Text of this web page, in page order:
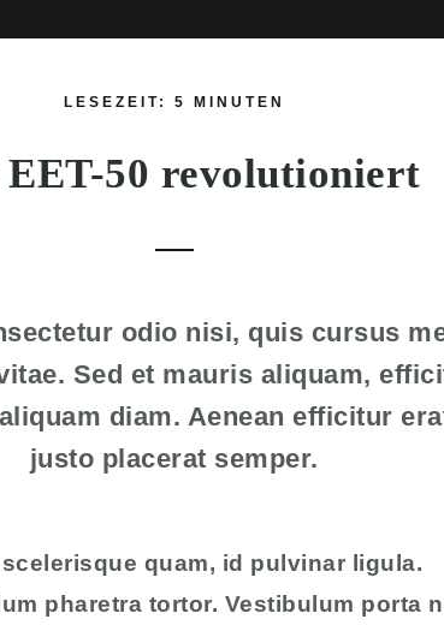
LESEZEIT: 5 MINUTEN
EET-50 revolutioniert
odio nisi, quis cursus
Sed et mauris aliquam,
diam. Aenean efficitur
justo placerat semper.
quam, id pulvinar ligula.
pharetra tortor. Vestibulum porta